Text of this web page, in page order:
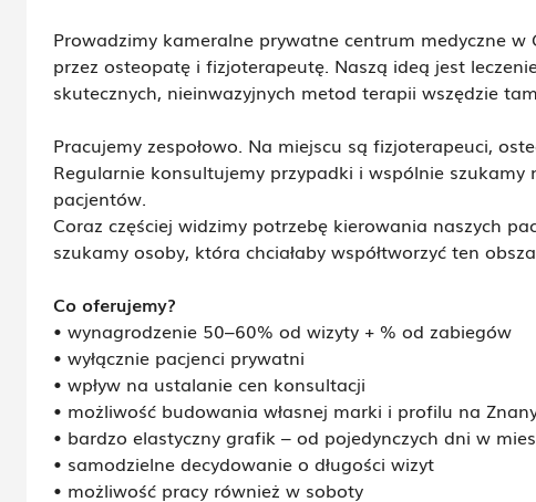
Prowadzimy kameralne prywatne centrum medyczne w
przez osteopatę i fizjoterapeutę. Naszą ideą jest
skutecznych, nieinwazyjnych metod terapii wszędzie
Pracujemy zespołowo. Na miejscu są fizjoterapeuci,
Regularnie konsultujemy przypadki i wspólnie szukamy
pacjentów.
Coraz częściej widzimy potrzebę kierowania naszych
szukamy osoby, która chciałaby współtworzyć ten
Co oferujemy?
• wynagrodzenie 50–60% od wizyty + % od zabiegów
• wyłącznie pacjenci prywatni
• wpływ na ustalanie cen konsultacji
• możliwość budowania własnej marki i profilu na
• bardzo elastyczny grafik – od pojedynczych dni w
• samodzielne decydowanie o długości wizyt
• możliwość pracy również w soboty